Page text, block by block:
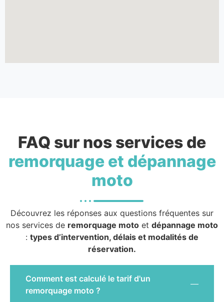
FAQ sur nos services de
remorquage et dépannage
moto
Découvrez les réponses aux questions fréquentes sur
nos services de remorquage moto et dépannage moto
: types d’intervention, délais et modalités de
réservation.
Comment est calculé le tarif d'un
remorquage moto ?